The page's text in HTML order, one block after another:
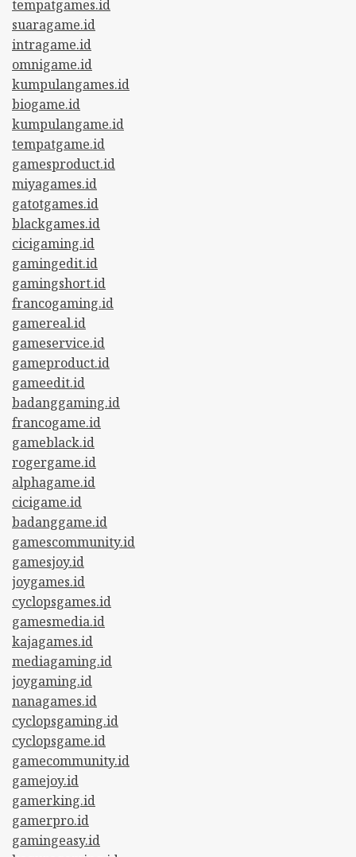
tempatgames.id
suaragame.id
intragame.id
omnigame.id
kumpulangames.id
biogame.id
kumpulangame.id
tempatgame.id
gamesproduct.id
miyagames.id
gatotgames.id
blackgames.id
cicigaming.id
gamingedit.id
gamingshort.id
francogaming.id
gamereal.id
gameservice.id
gameproduct.id
gameedit.id
badanggaming.id
francogame.id
gameblack.id
rogergame.id
alphagame.id
cicigame.id
badanggame.id
gamescommunity.id
gamesjoy.id
joygames.id
cyclopsgames.id
gamesmedia.id
kajagames.id
mediagaming.id
joygaming.id
nanagames.id
cyclopsgaming.id
cyclopsgame.id
gamecommunity.id
gamejoy.id
gamerking.id
gamerpro.id
gamingeasy.id